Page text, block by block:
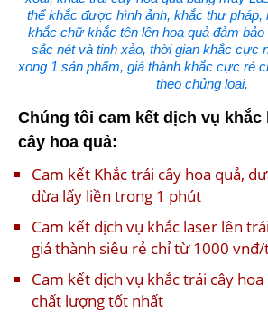
thể khắc được hình ảnh, khắc thư pháp,
khắc chữ khắc tên lên hoa quả đảm
sắc nét và tinh xảo, thời gian khắc cực
xong 1 sản phẩm, giá thành khắc cực rẻ
theo chủng loại.
Chúng tôi cam kết dịch vụ khắc
cây hoa quả:
Cam kết Khắc trái cây hoa quả,
dừa lấy liền trong 1 phút
Cam kết dịch vụ khắc laser lên
giá thành siêu rẻ chỉ từ 1000
Cam kết dịch vụ khắc trái cây
chất lượng tốt nhất